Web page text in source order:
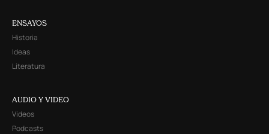
ENSAYOS
Historia
Ideas
Literatura
AUDIO Y VIDEO
Videos
Podcasts